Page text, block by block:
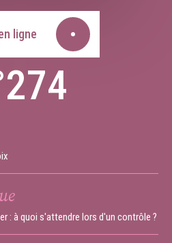
ligne
: à quoi s'attendre lors d'un contrôle ?